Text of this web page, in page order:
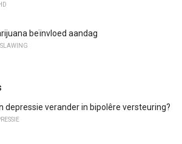
beïnvloed aandag
depressie verander in bipolêre versteuring?